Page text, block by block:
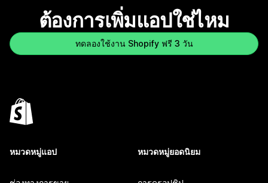
ต้องการเพิ่มแอปใช่ไหม
ทดลองใช้งาน Shopify ฟรี 3 วัน
หมวดหมู่แอป หมวดหมู่ยอดนิยม